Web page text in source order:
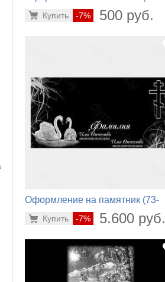
-7% 500 руб.
Купить
Оформление на памятник (73-
-7% 5.600 руб.
Купить